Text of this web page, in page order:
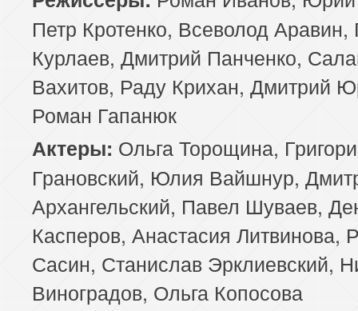
89 серия
90 серия
91 серия
93 серия
94 серия
95 серия
97 серия
98 серия
Петр Кротенко, Всеволод Аравин,
Курлаев, Дмитрий Панченко,
Вахитов, Раду Крихан, Дмитрий
Роман Гапанюк
Актеры: Ольга Торощина,
Грановский, Юлия Вайшнур,
Архангельский, Павел Шуваев,
Касперов, Анастасия Литвинова,
Сасин, Станислав Эрклиевский,
Виноградов, Ольга Копосова